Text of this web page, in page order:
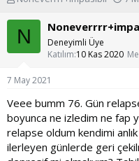
n
u
a
ş
l
a
t
a
ş
a
n
ç
t
a
r
i
N
Deneyimli Üye
Katılım 10 Kas 2020
7 May 2021
Veee bumm 76. Gün
boyunca ne izledim ne fap
relapse oldum kendimi
ilerleyen günlerde geri